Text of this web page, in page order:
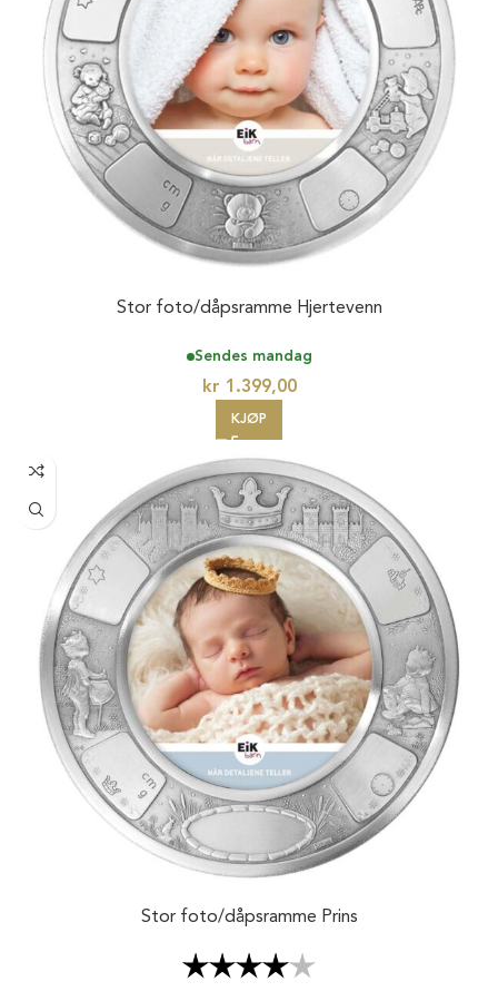
Stor foto/dåpsramme Hjertevenn
Sendes mandag
kr 1.399,00
KJØP
Stor foto/dåpsramme Prins
Karakter: